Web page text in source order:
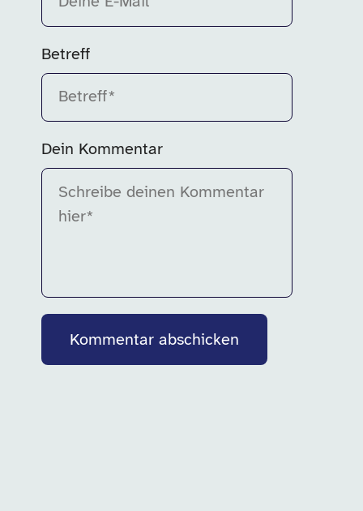
Betreff
Dein Kommentar
Kommentar abschicken